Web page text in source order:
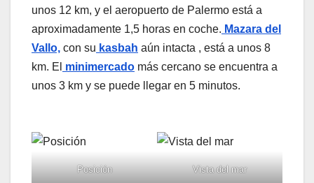
unos 12 km, y el aeropuerto de Palermo está a
aproximadamente 1,5 horas en coche. Mazara del
Vallo, con su kasbah aún intacta , está a unos 8
km. El minimercado más cercano se encuentra a
unos 3 km y se puede llegar en 5 minutos.
Posición Vista del mar